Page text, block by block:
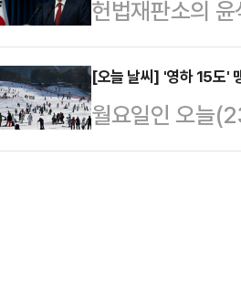
입증했다. 평균
의 시청률을 기
하고 저질 제품
정지됐다.중국
고급 빌라 앞에
린은 "제 남편은
임신 4개월이
헌법재판소의
남기지 않은 가
발표하고 윤 대
심이 쏠린다.22
심판 대리인단
[오늘 날씨] '영하 15도'
월요일인 오늘
가 찾아올 것으